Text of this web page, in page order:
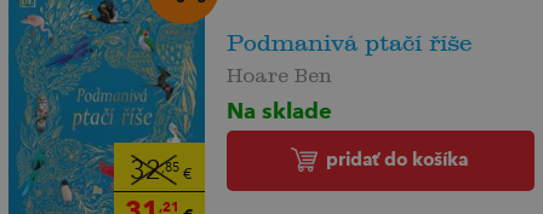
32,85€
,21
Podmanivá ptačí říše
Hoare Ben
Na sklade
pridať do košíka